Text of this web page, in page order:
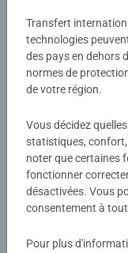
Aucune
soumise
Transfert
technologies
des pays en dehors
normes de
de votre région.
Vous décidez
statistiques,
noter que certaines
fonctionner
désactivées. Vous
consentement à
Pour plus